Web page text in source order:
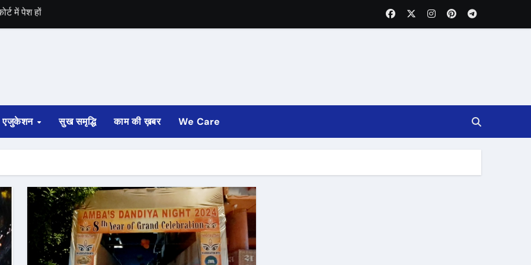
को हराया
एजुकेशन सुख समृद्धि काम की ख़बर We Care